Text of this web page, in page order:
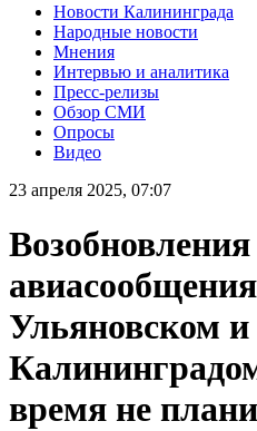
Новости Калининграда
Народные новости
Мнения
Интервью и аналитика
Пресс-релизы
Обзор СМИ
Опросы
Видео
23 апреля 2025, 07:07
Возобновления
Ульяновском и
время не